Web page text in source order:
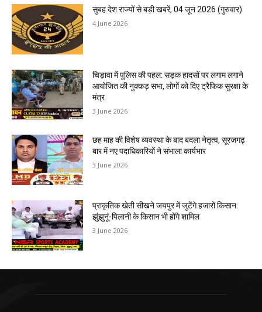
सुबह देश राज्यों से बड़ी खबरें, 04 जून 2026 (गुरुवार)
4 June 2026
चिड़ावा में पुलिस की पहल: सड़क हादसों पर लगाम लगाने
आयोजित की नुक्कड़ सभा, लोगों को दिए ट्रैफिक सुरक्षा के
मंत्र
3 June 2026
छह माह की विशेष व्यवस्था के बाद बदला नेतृत्व, सूरजगढ़
बार में नए पदाधिकारियों ने संभाला कार्यभार
3 June 2026
प्राकृतिक खेती सीखने जयपुर में जुटेंगे हजारों किसान:
झुंझुनूं-पिलानी के किसान भी होंगे शामिल
3 June 2026